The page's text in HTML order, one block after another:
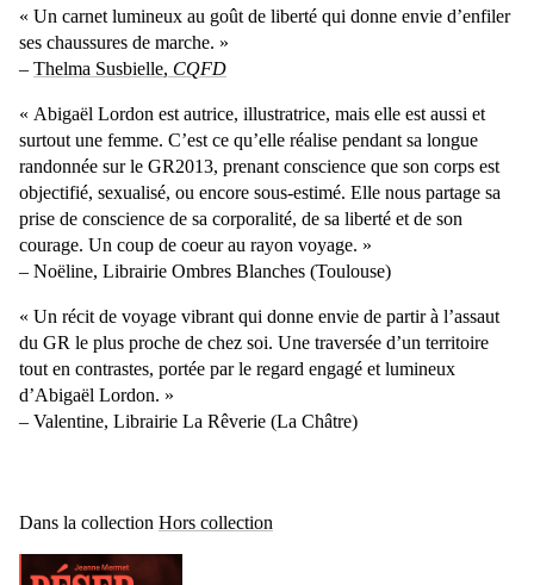
« Un carnet lumineux au goût de liberté qui donne envie d’enfiler
ses chaussures de marche. »
– Thelma Susbielle, CQFD
« Abigaël Lordon est autrice, illustratrice, mais elle est aussi et
surtout une femme. C’est ce qu’elle réalise pendant sa longue
randonnée sur le GR2013, prenant conscience que son corps est
objectifié, sexualisé, ou encore sous-estimé. Elle nous partage sa
prise de conscience de sa corporalité, de sa liberté et de son
courage. Un coup de coeur au rayon voyage. »
– Noëline, Librairie Ombres Blanches (Toulouse)
« Un récit de voyage vibrant qui donne envie de partir à l’assaut
du GR le plus proche de chez soi. Une traversée d’un territoire
tout en contrastes, portée par le regard engagé et lumineux
d’Abigaël Lordon. »
– Valentine, Librairie La Rêverie (La Châtre)
Dans la collection Hors collection